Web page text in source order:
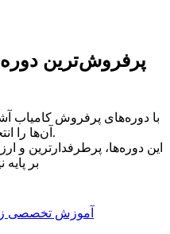
پرفروش‌ترین‌
با دوره‌های پرفروش کامیاب
آن‌ها را انتخاب کرده‌اند و نتایج واقعی گرفته‌اند.
این دوره‌ها، پرطرفدارترین و
بر